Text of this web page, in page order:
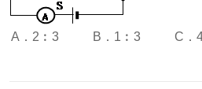
A．2︰3 B．1︰3 C．